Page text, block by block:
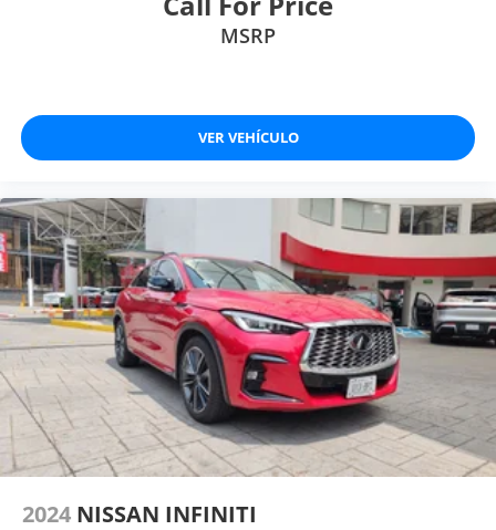
MSRP
VER VEHÍCULO
2024 NISSAN INFINITI